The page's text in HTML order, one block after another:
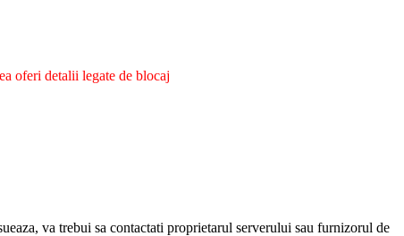
oferi detalii legate de blocaj
va trebui sa contactati proprietarul serverului sau furnizorul de